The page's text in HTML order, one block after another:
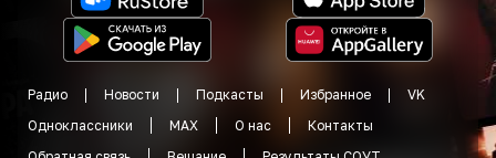
Радио Новости Подкасты Избранное
VK
Одноклассники
MAX О нас
Контакты